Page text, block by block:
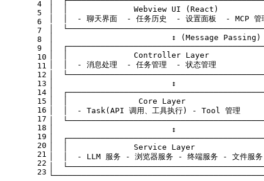
4
5
6
7
8
9
10
11
12
13
14
15
16
17
18
19
20
21
22
23
│  │              Webview UI (React)
│  │  - 聊天界面  - 任务历史  - 设置面板  - MCP
│
│                         ↕ (Message
│
│  │              Controller Layer
│  │  - 消息处理  - 任务管理  - 状态管理
│
│                         ↕
│
│  │               Core Layer
│  │  - Task(API 调用、工具执行) - Tool 管
│
│                         ↕
│
│  │              Service Layer
│  │  - LLM 服务 - 浏览器服务 - 终端服务 - 文件
│